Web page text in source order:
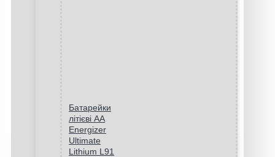
Батарейки
літієві AA
Energizer
Ultimate
Lithium L91